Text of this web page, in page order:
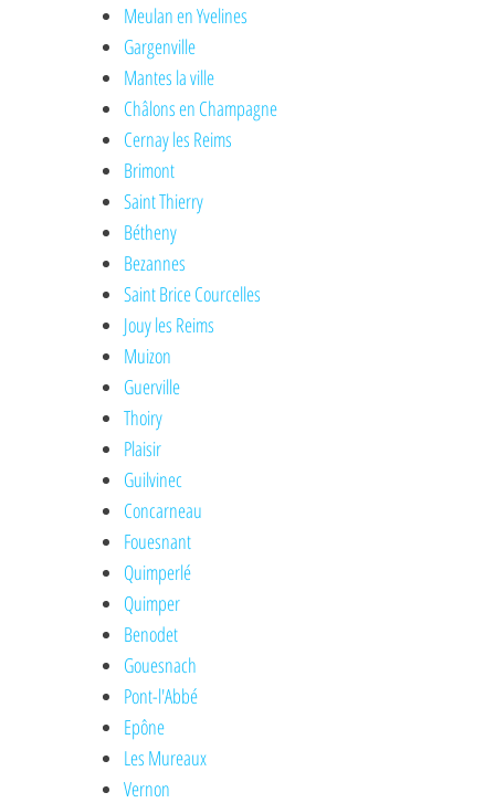
Meulan en Yvelines
Gargenville
Mantes la ville
Châlons en Champagne
Cernay les Reims
Brimont
Saint Thierry
Bétheny
Bezannes
Saint Brice Courcelles
Jouy les Reims
Muizon
Guerville
Thoiry
Plaisir
Guilvinec
Concarneau
Fouesnant
Quimperlé
Quimper
Benodet
Gouesnach
Pont-l'Abbé
Epône
Les Mureaux
Vernon